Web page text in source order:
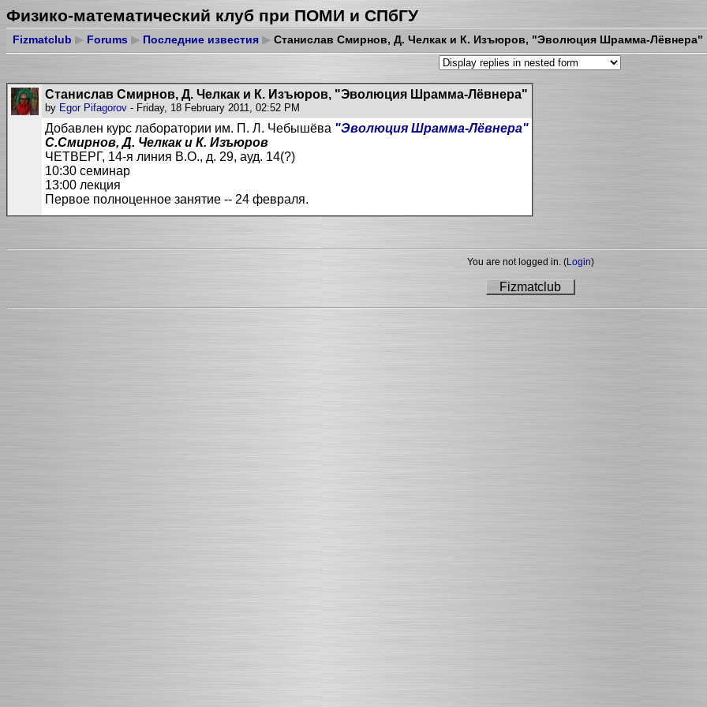
Физико-математический клуб при ПОМИ и СПбГУ
Fizmatclub ▶ Forums ▶ Последние известия ▶ Cтанислав Смирнов, Д. Челкак и К. Изъюров, "Эволюция Шрамма-Лёвнера"
Cтанислав Смирнов, Д. Челкак и К. Изъюров, "Эволюция Шрамма-Лёвнера"
by Egor Pifagorov - Friday, 18 February 2011, 02:52 PM
Добавлен курс лаборатории им. П. Л. Чебышёва "Эволюция Шрамма-Лёвнера"
C.Смирнов, Д. Челкак и К. Изъюров
ЧЕТВЕРГ, 14-я линия В.О., д. 29, ауд. 14(?)
10:30 семинар
13:00 лекция
Первое полноценное занятие -- 24 февраля.
You are not logged in. (Login)
Fizmatclub